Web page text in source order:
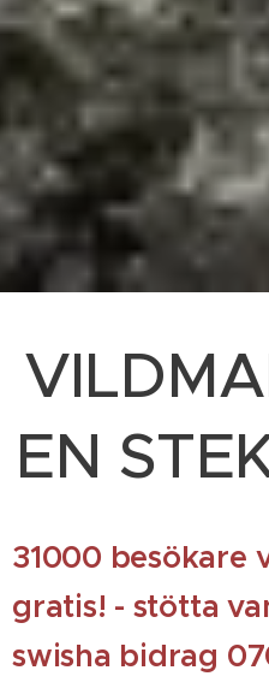
EN
31000 besökare
gratis! - stötta
swisha bidrag